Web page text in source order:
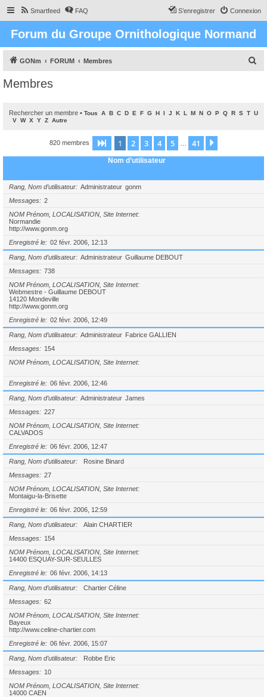
Smartfeed FAQ Connexion
S’enregistrer
Forum du Groupe Ornithologique Normand
GONm FORUM Membres
Membres
Rechercher un membre • Tous A B C D E F G H I J K L M N O P Q R S T U
V W X Y Z Autre
820 membres Page 1sur41
1 2 3 4 5 41
Nom d’utilisateur
Rang, Nom d’utilisateur Administrateur gonm
Messages
2
NOM Prénom, LOCALISATION, Site Internet
Normandie
http://www.gonm.org
Enregistré le
02 févr. 2006, 12:13
Rang, Nom d’utilisateur Administrateur Guillaume DEBOUT
Messages
738
NOM Prénom, LOCALISATION, Site Internet
Webmestre - Guillaume DEBOUT
14120 Mondeville
http://www.gonm.org
Enregistré le
02 févr. 2006, 12:49
Rang, Nom d’utilisateur Administrateur Fabrice GALLIEN
Messages
154
NOM Prénom, LOCALISATION, Site Internet
Enregistré le 06 févr. 2006, 12:46
Rang, Nom d’utilisateur Administrateur James
Messages
227
NOM Prénom, LOCALISATION, Site Internet
CALVADOS
Enregistré le
06 févr. 2006, 12:47
Rang, Nom d’utilisateur
Rosine Binard
Messages
27
NOM Prénom, LOCALISATION, Site Internet
Montaigu-la-Brisette
Enregistré le
06 févr. 2006, 12:59
Rang, Nom d’utilisateur
Alain CHARTIER
Messages
154
NOM Prénom, LOCALISATION, Site Internet
14400 ESQUAY-SUR-SEULLES
Enregistré le
06 févr. 2006, 14:13
Rang, Nom d’utilisateur
Chartier Céline
Messages
62
NOM Prénom, LOCALISATION, Site Internet
Bayeux
http://www.celine-chartier.com
Enregistré le
06 févr. 2006, 15:07
Rang, Nom d’utilisateur
Robbe Eric
Messages
10
NOM Prénom, LOCALISATION, Site Internet
14000 CAEN